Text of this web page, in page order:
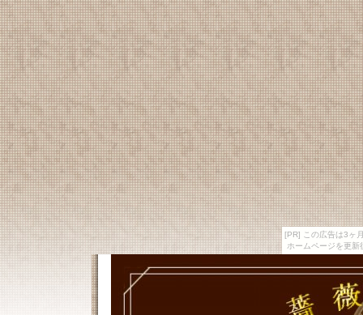
[PR] この広告は3ヶ
ホームページを更